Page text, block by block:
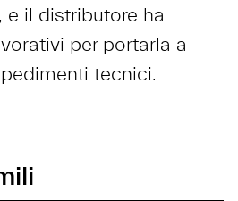
e il distributore ha
per portarla a
tecnici.